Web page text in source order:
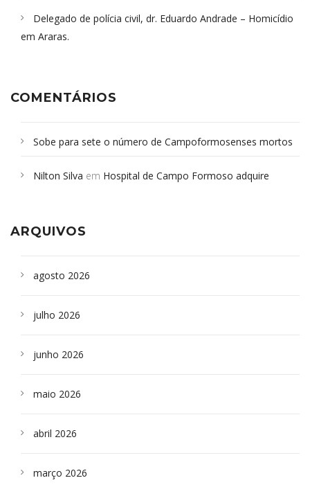
Delegado de polícia civil, dr. Eduardo Andrade – Homicídio
em Araras.
COMENTÁRIOS
Sobe para sete o número de Campoformosenses mortos
Campoformosenses que morreram em desabamentos são
Nilton Silva em Hospital de Campo Formoso adquire
ARQUIVOS
agosto 2026
julho 2026
junho 2026
maio 2026
abril 2026
março 2026